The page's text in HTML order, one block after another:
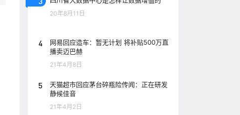
20年8月11日
4
网易回应造车：暂无计划 将补贴500万直
播卖迈巴赫
21年4月8日
5
天猫超市回应茅台碎瓶险传闻：正在研发
静候佳音
21年4月2日